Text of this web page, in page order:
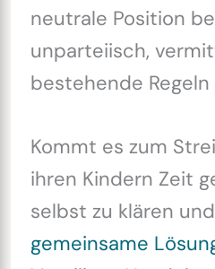
neutrale Position
unparteiisch,
bestehende
Kommt es zum
ihren Kindern Zeit
selbst zu klären und
gemeinsame